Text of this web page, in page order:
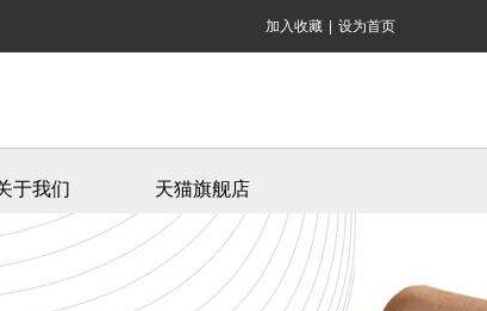
加入收藏 设为首页
于我们 天猫旗舰店